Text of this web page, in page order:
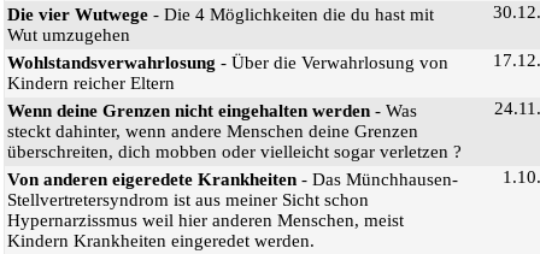
Die vier Wutwege - Die 4 Möglichkeiten die du hast mit
Wut umzugehen
Wohlstandsverwahrlosung - Über die Verwahrlosung von
Kindern reicher Eltern
Wenn deine Grenzen nicht eingehalten werden - Was
steckt dahinter, wenn andere Menschen deine Grenzen
überschreiten, dich mobben oder vielleicht sogar verletzen ?
Von anderen eigeredete Krankheiten - Das Münchhausen-
Stellvertretersyndrom ist aus meiner Sicht schon
Hypernarzissmus weil hier anderen Menschen, meist
Kindern Krankheiten eingeredet werden.